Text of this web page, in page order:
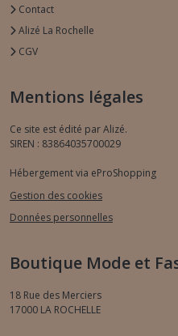
Contact
Alizé La Rochelle
CGV
Mentions légales
Ce site est édité par Alizé.
SIREN : 83864035700029
Hébergement via eProShopping
Gestion des cookies
Données personnelles
Boutique Mode et
18 Rue des Merciers
17000 LA ROCHELLE